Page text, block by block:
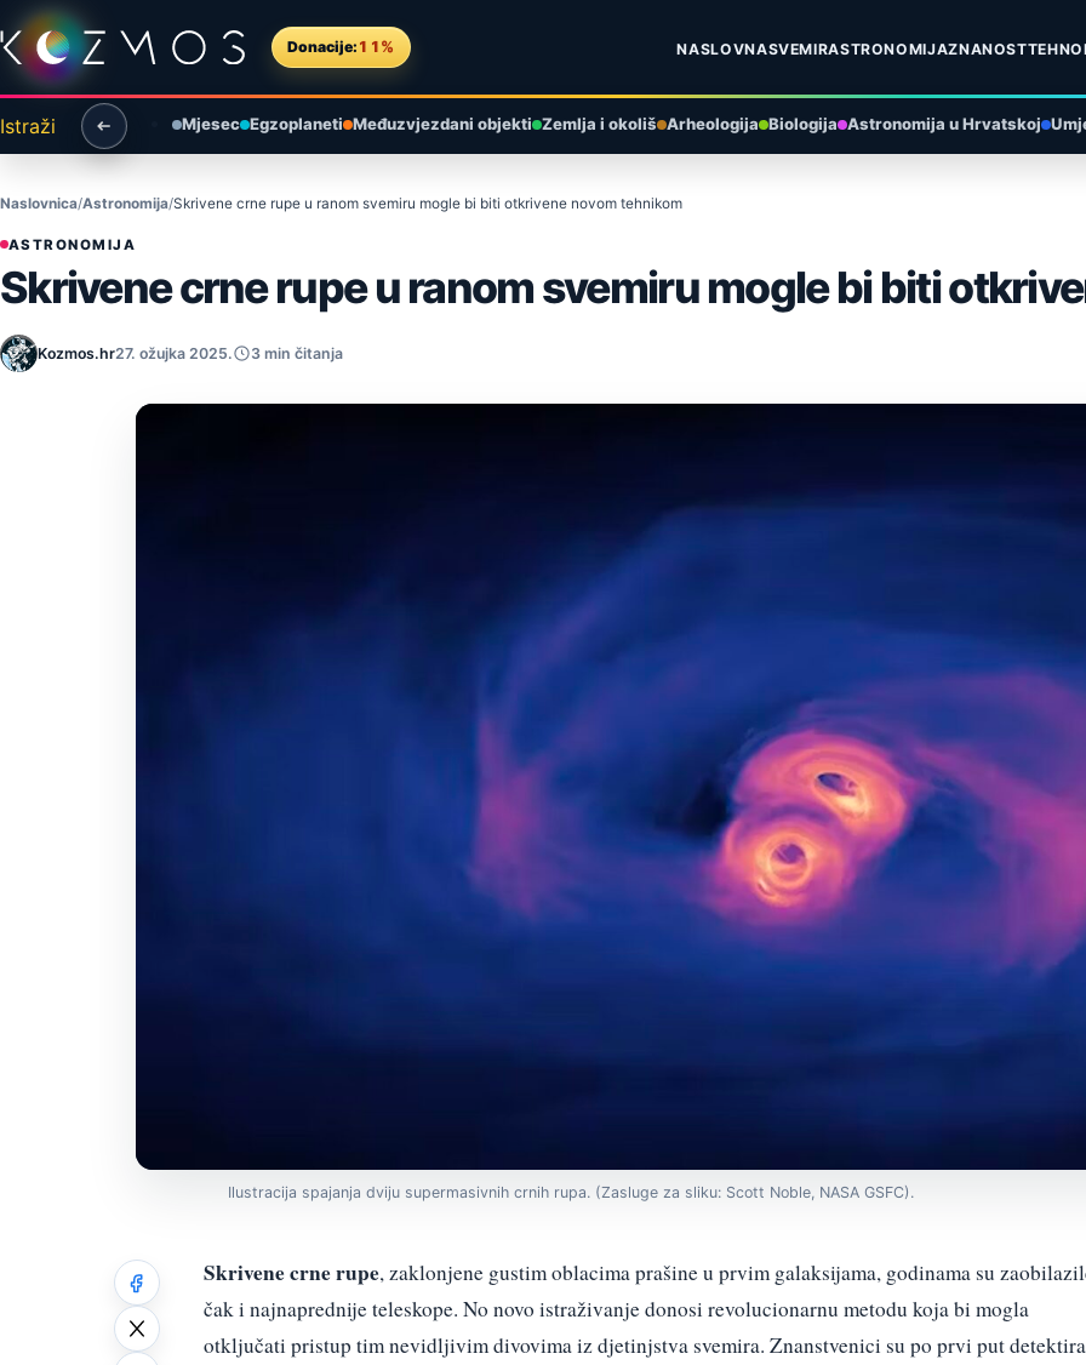
Preskoči na sadržaj
Donacije: 11% NASLOVNASVEMIRASTRONOMIJAZNANOST
Istraži Mjesec Egzoplaneti Međuzvjezdani objekti Zemlja i okoliš Arheologija Biologija Astronomija u Hrvatskoj
Naslovnica Astronomija Skrivene crne rupe u ranom svemiru mogle bi biti otkrivene novom tehnikom
ASTRONOMIJA
Skrivene crne rupe u ranom svemiru mogle bi biti
Kozmos.hr27. ožujka 2025. 3 min čitanja
Ilustracija spajanja dviju supermasivnih crnih rupa. (Zasluge za sliku: Scott Noble, NASA GSFC).
Skrivene crne rupe, zaklonjene gustim oblacima prašine u prvim galaksijama, godinama su
čak i najnaprednije teleskope. No novo istraživanje donosi revolucionarnu metodu koja bi mogla
otključati pristup tim nevidljivim divovima iz djetinjstva svemira. Znanstvenici su po prvi put